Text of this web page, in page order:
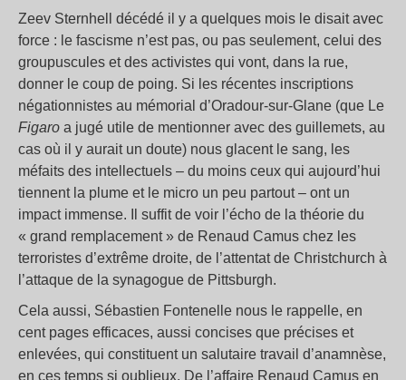
Zeev Sternhell décédé il y a quelques mois le disait avec
force : le fascisme n’est pas, ou pas seulement, celui des
groupuscules et des activistes qui vont, dans la rue,
donner le coup de poing. Si les récentes inscriptions
négationnistes au mémorial d’Oradour-sur-Glane (que Le
Figaro a jugé utile de mentionner avec des guillemets, au
cas où il y aurait un doute) nous glacent le sang, les
méfaits des intellectuels – du moins ceux qui aujourd’hui
tiennent la plume et le micro un peu partout – ont un
impact immense. Il suffit de voir l’écho de la théorie du
« grand remplacement » de Renaud Camus chez les
terroristes d’extrême droite, de l’attentat de Christchurch à
l’attaque de la synagogue de Pittsburgh.
Cela aussi, Sébastien Fontenelle nous le rappelle, en
cent pages efficaces, aussi concises que précises et
enlevées, qui constituent un salutaire travail d’anamnèse,
en ces temps si oublieux. De l’affaire Renaud Camus en